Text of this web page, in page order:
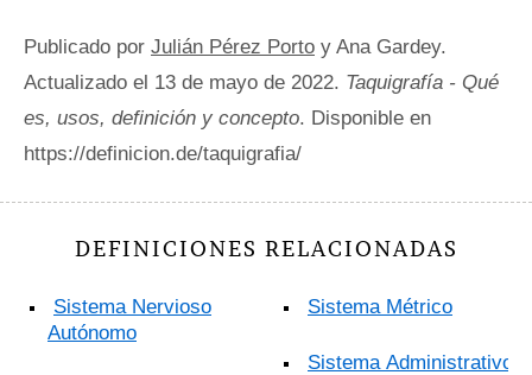
Publicado por Julián Pérez Porto y Ana Gardey.
Actualizado el 13 de mayo de 2022. Taquigrafía - Qué
es, usos, definición y concepto. Disponible en
https://definicion.de/taquigrafia/
DEFINICIONES RELACIONADAS
Sistema Nervioso
Autónomo
Sistema Métrico
Sistema Administrativo